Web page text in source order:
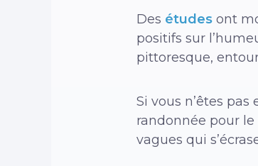
Des études ont
positifs sur
pittoresque,
Si vous n’êtes
randonnée pour
vagues qui